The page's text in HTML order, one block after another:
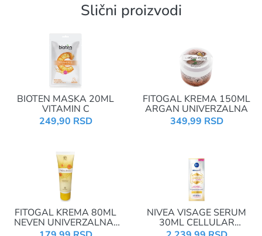
Slični proizvodi
BIOTEN MASKA 20ML
VITAMIN C
249,90 RSD
FITOGAL KREMA 150ML
ARGAN UNIVERZALNA
349,99 RSD
FITOGAL KREMA 80ML
NEVEN UNIVERZALNA-
TUBA
NIVEA VISAGE SERUM
30ML CELLULAR
LUMINOUS ANTI-